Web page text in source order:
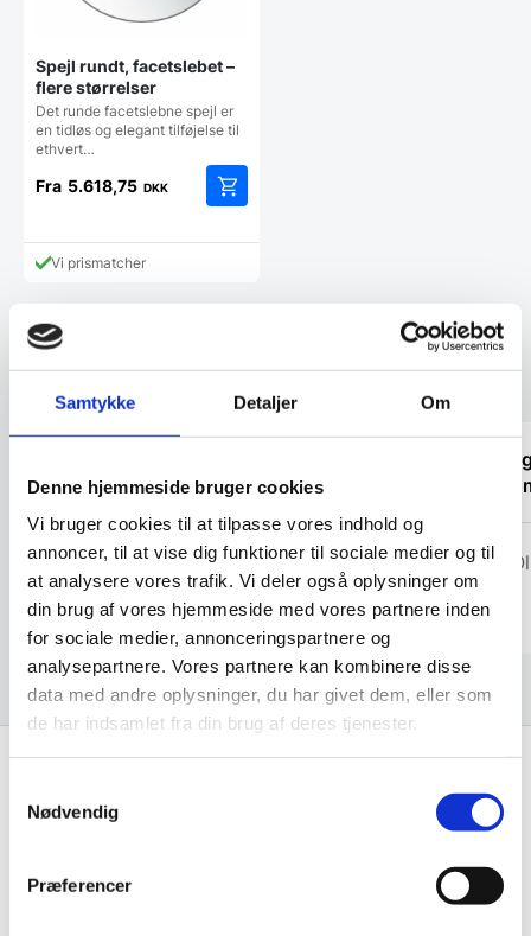
Samtykke Detaljer Om
Denne hjemmeside bruger cookies
Vi bruger cookies til at tilpasse vores indhold og
annoncer, til at vise dig funktioner til sociale medier og til
at analysere vores trafik. Vi deler også oplysninger om
din brug af vores hjemmeside med vores partnere inden
for sociale medier, annonceringspartnere og
analysepartnere. Vores partnere kan kombinere disse
data med andre oplysninger, du har givet dem, eller som
de har indsamlet fra din brug af deres tjenester.
Nødvendig
Præferencer
Spejl rundt, facetslebet –
flere størrelser
Det runde facetslebne spejl er
en tidløs og elegant tilføjelse til
ethvert…
Fra 5.618,75 DKK
vare
vælges
varesiden
Vi prismatcher
Kundetilfredshed
Vinnie Bergkvist
blev
Don
Få de bedste tilbud først!
Husk at tilmelde dig vores nyhedsbrev og vær først
til de bedste tilbud. Og bare rolig, vi spammer dig